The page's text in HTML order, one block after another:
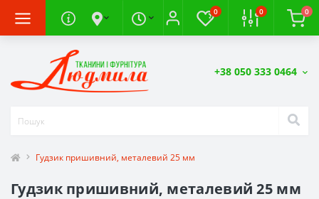
0 0 0
+38 050 333 0464
Гудзик пришивний, металевий 25 мм
Гудзик пришивний, металевий 25 мм